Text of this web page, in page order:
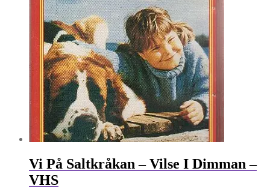
Vi På Saltkråkan – Vilse I Dimman –
VHS